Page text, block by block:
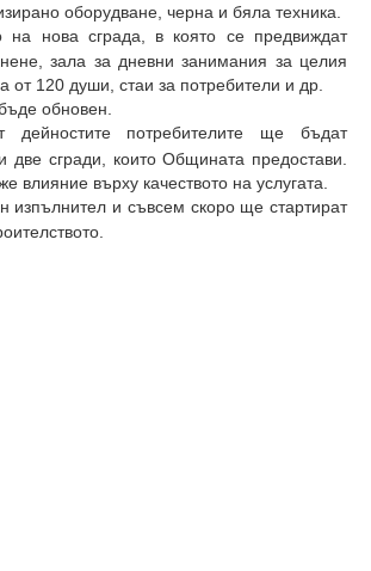
оборудване, черна и бяла техника.
на нова сграда, в която се предвиждат
зала за дневни занимания за целия
от 120 души, стаи за потребители и др.
обновен.
дейностите потребителите ще бъдат
две сгради, които Общината предостави.
влияние върху качеството на услугата.
изпълнител и съвсем скоро ще стартират